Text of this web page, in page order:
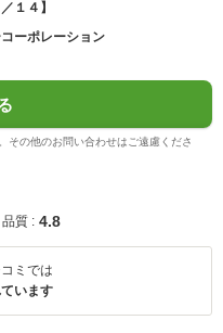
１４】
ーポレーション
の他のお問い合わせはご遠慮くださ
品質 : 4.8
ミでは
います